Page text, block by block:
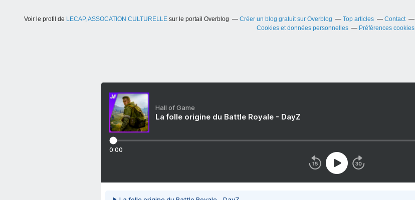
Voir le profil de LECAP, ASSOCATION CULTURELLE sur le portail Overblog Créer un blog gratuit sur Overblog Top articles Contact
Cookies et données personnelles
Préférences cookies
Hall of Game
La folle origine du Battle Royale - DayZ
0:00